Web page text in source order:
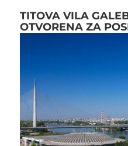
TITOVA VILA
OTVORENA ZA